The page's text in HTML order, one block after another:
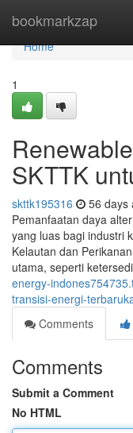
bookmarkzap
Home
Home
1
SKTTK
skttk195316 56 days
Pemanfaatan daya
yang luas bagi industri
Kelautan dan
utama, seperti
energy-
transisi-energi-
Comments
Comments
Submit a Comment
No HTML